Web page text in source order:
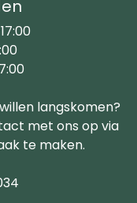
langskomen?
met ons op via
te maken.